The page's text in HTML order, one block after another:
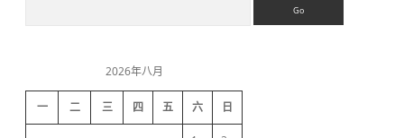
时
择
实
d
2026年八月
一 二 三 四 五 六 日